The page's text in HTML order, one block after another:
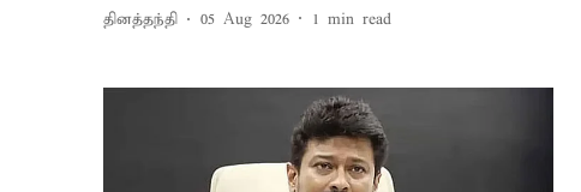
தினத்தந்தி 05 Aug 2026 1 min read